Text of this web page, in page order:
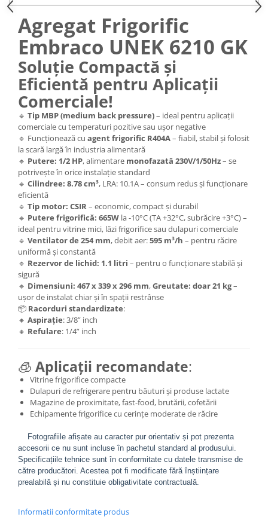
Agregat Frigorific
Embraco UNEK 6210 GK
Soluție Compactă și
Eficientă pentru Aplicații
Comerciale!
🔹 Tip MBP (medium back pressure)– ideal pentru aplicații
comerciale cu temperaturi pozitive sau ușor negative
🔹 Funcționează cu agent frigorific R404A– fiabil, stabil și folosit
la scară largă în industria alimentară
🔹 Putere: 1/2 HP, alimentare monofazată 230V/1/50Hz– se
potrivește în orice instalație standard
🔹 Cilindree: 8.78 cm³, LRA: 10.1A – consum redus și funcționare
eficientă
🔹 Tip motor: CSIR– economic, compact și durabil
🔹 Putere frigorifică: 665W la -10°C (TA +32°C, subrăcire +3°C) –
ideal pentru vitrine mici, lăzi frigorifice sau dulapuri comerciale
🔹 Ventilator de 254 mm, debit aer:595 m³/h – pentru răcire
uniformă și constantă
🔹 Rezervor de lichid: 1.1 litri – pentru o funcționare stabilă și
sigură
🔹 Dimensiuni: 467 x 339 x 296 mm,Greutate: doar 21 kg–
ușor de instalat chiar și în spații restrânse
📦 Racorduri standardizate:
🔸 Aspirație: 3/8” inch
🔸 Refulare: 1/4” inch
🧊 Aplicații recomandate:
Vitrine frigorifice compacte
Dulapuri de refrigerare pentru băuturi și produse lactate
Magazine de proximitate, fast-food, brutării, cofetării
Echipamente frigorifice cu cerințe moderate de răcire
Fotografiile afișate au caracter pur orientativ și pot prezenta
accesorii ce nu sunt incluse în pachetul standard al produsului.
Specificațiile tehnice sunt în conformitate cu datele transmise de
către producători. Acestea pot fi modificate fără înștiințare
prealabilă și nu constituie obligativitate contractuală.
Informatii conformitate produs